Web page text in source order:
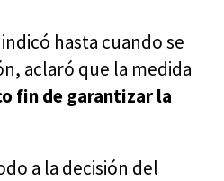
hasta cuando se
aclaró que la medida
fin de garantizar la
a la decisión del